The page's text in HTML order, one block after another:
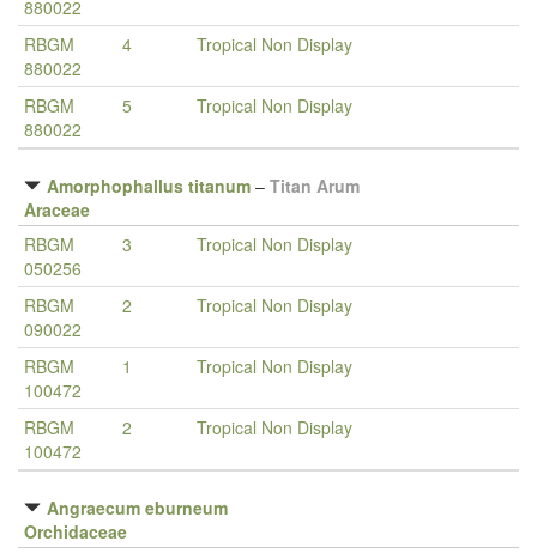
880022
RBGM
880022
4 Tropical Non Display
RBGM
880022
5 Tropical Non Display
Amorphophallus titanum – Titan Arum
Araceae
RBGM
050256
3 Tropical Non Display
RBGM
090022
2 Tropical Non Display
RBGM
100472
1 Tropical Non Display
RBGM
100472
2 Tropical Non Display
Angraecum eburneum
Orchidaceae